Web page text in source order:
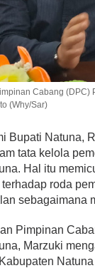
Cabang (DPC)
(Why/Sar)
Bupati Natuna,
tata kelola
Hal itu
roda
sebagaimana
Pimpinan
Marzuki